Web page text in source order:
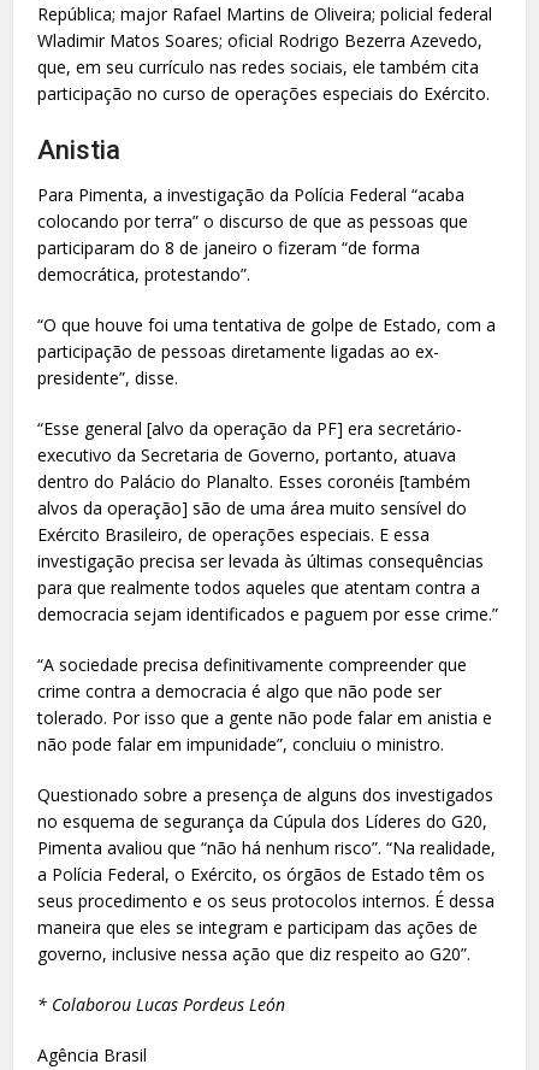
República; major Rafael Martins de Oliveira; policial federal
Wladimir Matos Soares; oficial Rodrigo Bezerra Azevedo,
que, em seu currículo nas redes sociais, ele também cita
participação no curso de operações especiais do Exército.
Anistia
Para Pimenta, a investigação da Polícia Federal “acaba
colocando por terra” o discurso de que as pessoas que
participaram do 8 de janeiro o fizeram “de forma
democrática, protestando”.
“O que houve foi uma tentativa de golpe de Estado, com a
participação de pessoas diretamente ligadas ao ex-
presidente”, disse.
“Esse general [alvo da operação da PF] era secretário-
executivo da Secretaria de Governo, portanto, atuava
dentro do Palácio do Planalto. Esses coronéis [também
alvos da operação] são de uma área muito sensível do
Exército Brasileiro, de operações especiais. E essa
investigação precisa ser levada às últimas consequências
para que realmente todos aqueles que atentam contra a
democracia sejam identificados e paguem por esse crime.”
“A sociedade precisa definitivamente compreender que
crime contra a democracia é algo que não pode ser
tolerado. Por isso que a gente não pode falar em anistia e
não pode falar em impunidade”, concluiu o ministro.
Questionado sobre a presença de alguns dos investigados
no esquema de segurança da Cúpula dos Líderes do G20,
Pimenta avaliou que “não há nenhum risco”. “Na realidade,
a Polícia Federal, o Exército, os órgãos de Estado têm os
seus procedimento e os seus protocolos internos. É dessa
maneira que eles se integram e participam das ações de
governo, inclusive nessa ação que diz respeito ao G20”.
* Colaborou Lucas Pordeus León
Agência Brasil